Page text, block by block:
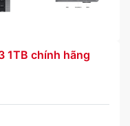
1TB chính hãng